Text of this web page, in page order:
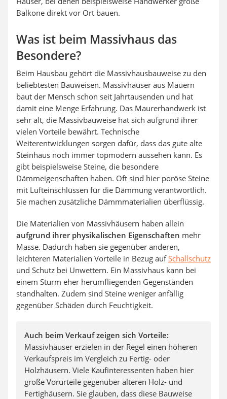
Balkone direkt vor Ort bauen.
Was ist beim Massivhaus das
Besondere?
Beim Hausbau gehört die Massivhausbauweise zu den
beliebtesten Bauweisen. Massivhäuser aus Mauern
baut der Mensch schon seit Jahrtausenden und hat
damit eine Menge Erfahrung. Das Maurerhandwerk ist
sehr alt, die Massivbauweise hat sich aufgrund ihrer
vielen Vorteile bewährt. Technische
Weiterentwicklungen sorgen dafür, dass das gute alte
Steinhaus noch immer topmodern aussehen kann. Es
gibt beispielsweise Steine, die besondere
Dämmeigenschaften haben. Oft sind hier poröse Steine
mit Lufteinschlüssen für die Dämmung verantwortlich.
Sie machen zusätzliche Dämmmaterialien überflüssig.
Die Materialien von Massivhäusern haben allein
aufgrund ihrer physikalischen Eigenschaften mehr
Masse. Dadurch haben sie gegenüber anderen,
leichteren Materialien Vorteile in Bezug aufSchallschutz
und Schutz bei Unwettern. Ein Massivhaus kann bei
einem Sturm eher herumfliegenden Gegenständen
standhalten. Zudem sind Steine weniger anfällig
gegenüber Schäden durch Feuchtigkeit.
Auch beim Verkauf zeigen sich Vorteile:
Massivhäuser erzielen in der Regel einen höheren
Verkaufspreis im Vergleich zu Fertig- oder
Holzhäusern. Viele Kaufinteressenten haben hier
große Vorurteile gegenüber älteren Holz- und
Fertighäusern. Sie glauben, dass diese Bauweise